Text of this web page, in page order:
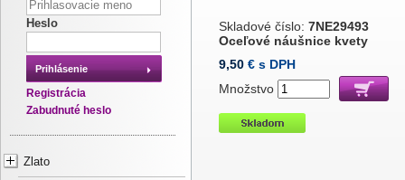
Heslo
Prihlásenie
Registrácia
Zabudnuté heslo
Zlato
Skladové číslo: 7NE29493
Oceľové náušnice kvety
9,50 € s DPH
Množstvo